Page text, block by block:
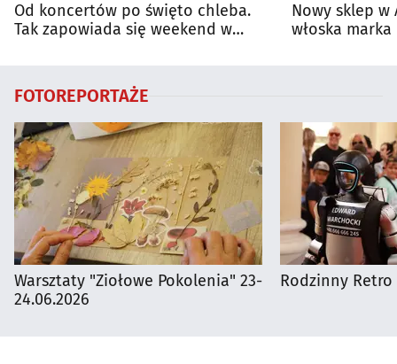
Od koncertów po święto chleba.
Tak zapowiada się weekend w
Nowy sklep w
włoska
FOTOREPORTAŻE
Warsztaty "Ziołowe Pokolenia" 23-
24.06.2026
Rodzinny Retro